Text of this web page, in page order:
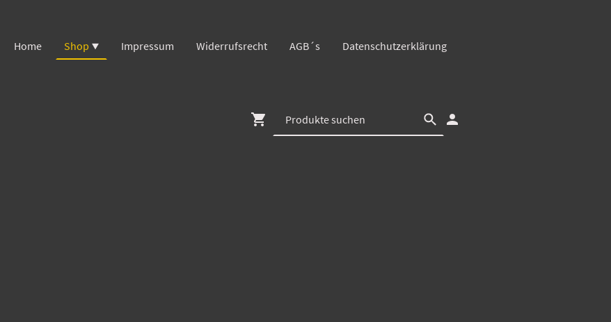
Home Shop Impressum Widerrufsrecht AGB´s Datenschutzerklärung